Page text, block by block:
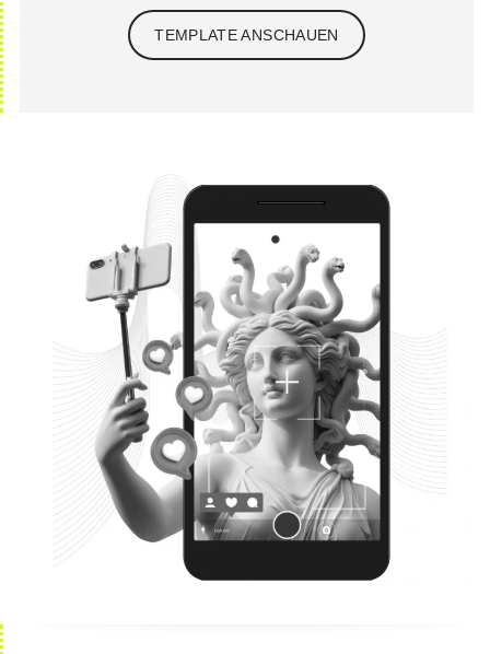
TEMPLATE ANSCHAUEN